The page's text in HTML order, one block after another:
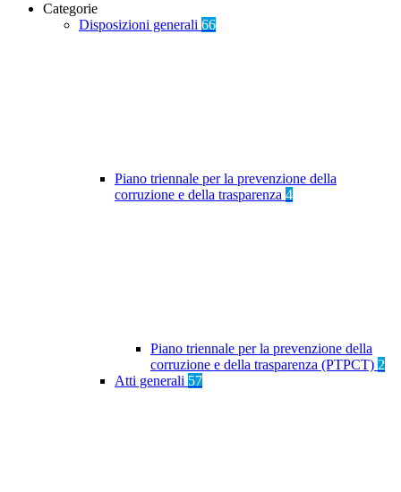
Categorie
Disposizioni generali 66
Piano triennale per la prevenzione della
corruzione e della trasparenza 4
Piano triennale per la prevenzione della
corruzione e della trasparenza (PTPCT) 2
Atti generali 57